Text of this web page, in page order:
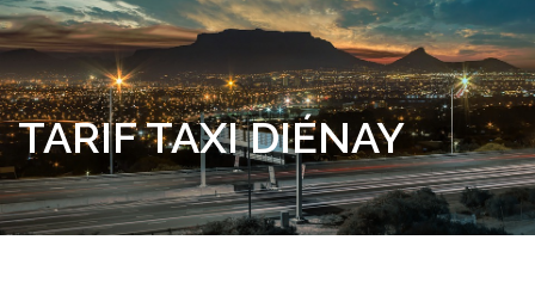
TARIF TAXI DIÉNAY